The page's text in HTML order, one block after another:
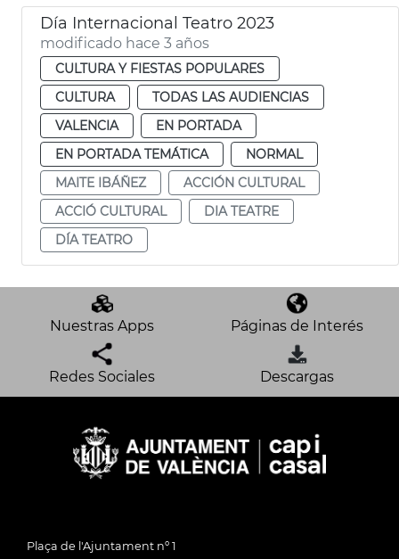
Día Internacional Teatro 2023
modificado hace 3 años
CULTURA Y FIESTAS POPULARES
CULTURA
TODAS LAS AUDIENCIAS
VALENCIA
EN PORTADA
EN PORTADA TEMÁTICA
NORMAL
MAITE IBÁÑEZ
ACCIÓN CULTURAL
ACCIÓ CULTURAL
DIA TEATRE
DÍA TEATRO
Nuestras Apps Páginas de Interés
Redes Sociales Descargas
Plaça de l'Ajuntament nº 1